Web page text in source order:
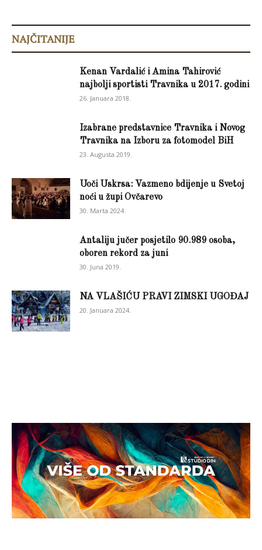
NAJČITANIJE
Kenan Vardalić i Amina Tahirović
najbolji sportisti Travnika u 2017. godini
26. Januara 2018.
Izabrane predstavnice Travnika i Novog
Travnika na Izboru za fotomodel BiH
23. Augusta 2019.
Uoči Uskrsa: Vazmeno bdijenje u Svetoj
noći u župi Ovčarevo
30. Marta 2024.
Antaliju jučer posjetilo 90.989 osoba,
oboren rekord za juni
30. Juna 2019.
NA VLAŠIĆU PRAVI ZIMSKI UGOĐAJ
20. Januara 2024.